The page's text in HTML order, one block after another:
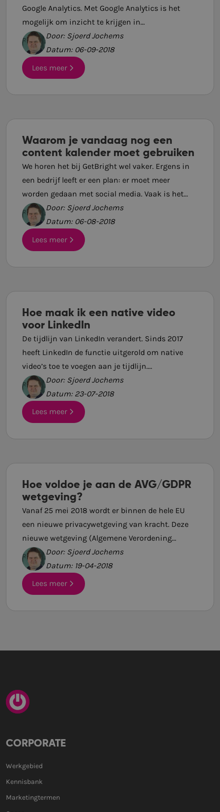
Google Analytics. Met Google Analytics is het
mogelijk om inzicht te krijgen in...
Door: Sjoerd Jochems
Datum: 06-09-2018
Lees meer
Waarom je vandaag nog een
content kalender moet gebruiken
We horen het bij GetBright wel vaker. Ergens in
een bedrijf leeft er een plan: er moet meer
worden gedaan met social media. Vaak is het...
Door: Sjoerd Jochems
Datum: 06-08-2018
Lees meer
Hoe maak ik een native video
voor LinkedIn
De tijdlijn van LinkedIn verandert. Sinds 2017
heeft LinkedIn de functie uitgerold om native
video’s toe te voegen aan je tijdlijn....
Door: Sjoerd Jochems
Datum: 23-07-2018
Lees meer
Hoe voldoe je aan de AVG/GDPR
wetgeving?
Vanaf 25 mei 2018 wordt er binnen de hele EU
een nieuwe privacywetgeving van kracht. Deze
nieuwe wetgeving (Algemene Verordening...
Door: Sjoerd Jochems
Datum: 19-04-2018
Lees meer
CORPORATE
Werkgebied
Kennisbank
Marketingtermen